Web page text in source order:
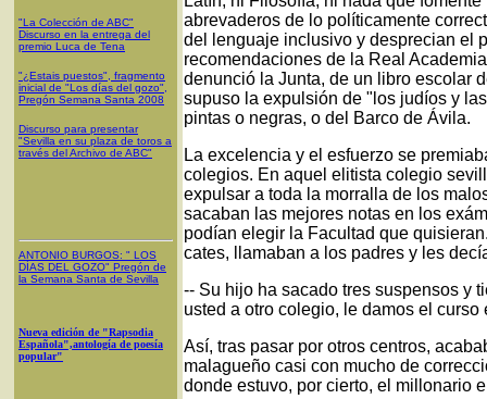
"La Colección de ABC"
Discurso en la entrega del
premio Luca de Tena
"¿Estais puestos", fragmento
inicial de "Los días del gozo",
Pregón Semana Santa 2008
Discurso para presentar
"Sevilla en su plaza de toros a
través del Archivo de ABC"
ANTONIO BURGOS: " LOS
DÍAS DEL GOZO" Pregón de
la Semana Santa de Sevilla
Nueva edición de "Rapsodia
Española",antología de poesía
popular"
abrevaderos de lo políticamente
del lenguaje inclusivo y desprecian el
recomendaciones de la Real
denunció la Junta, de un libro escolar
supuso la expulsión de "los judíos y
pintas o negras, o del Barco de Ávila.
La excelencia y el esfuerzo se
colegios. En aquel elitista colegio
expulsar a toda la morralla de los
sacaban las mejores notas en los
podían elegir la Facultad que
cates, llamaban a los padres y les
-- Su hijo ha sacado tres suspensos y
usted a otro colegio, le damos el
Así, tras pasar por otros centros,
malagueño casi con mucho de
donde estuvo, por cierto, el millonario